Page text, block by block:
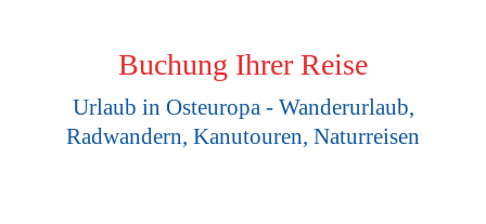
Buchung Ihrer Reise
Urlaub in Osteuropa - Wanderurlaub,
Radwandern, Kanutouren, Naturreisen